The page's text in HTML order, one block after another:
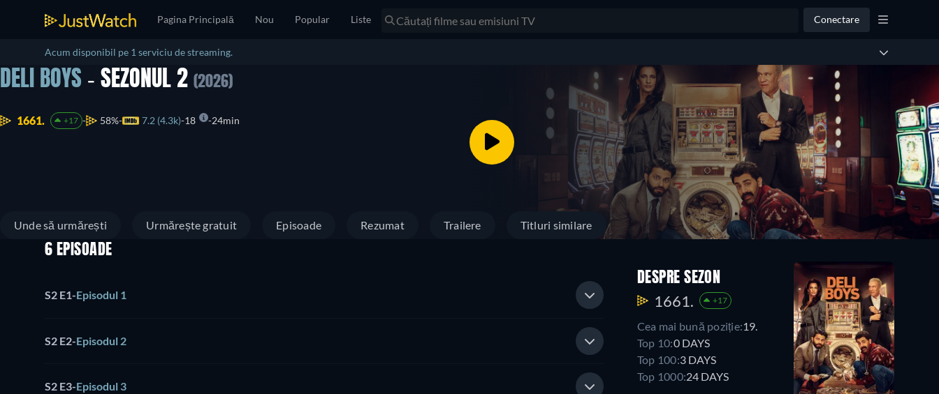
Pagina Principală Nou Popular Liste Conectare
Acum disponibil pe 1 serviciu de streaming.
DELI BOYS - SEZONUL 2 (2026)
1661. +17 58% 7.2 (4.3k) 18 24min
Unde să urmărești Urmărește gratuit Episoade Rezumat Trailere Titluri similare
6 EPISOADE
S2 E1-Episodul 1
S2 E2-Episodul 2
S2 E3-Episodul 3
DESPRE SEZON
1661. +17
Cea mai bună poziție:19.
Top 10:0 DAYS
Top 100:3 DAYS
Top 1000:24 DAYS